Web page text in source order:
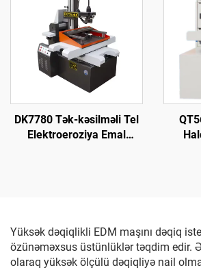
DK7780 Tək-kəsilməli Tel
Elektroeroziya Emal
Yüksək dəqiqlikli EDM maşını dəqiq
özünəməxsus üstünlüklər təqdim edir.
olaraq yüksək ölçülü dəqiqliyə nail